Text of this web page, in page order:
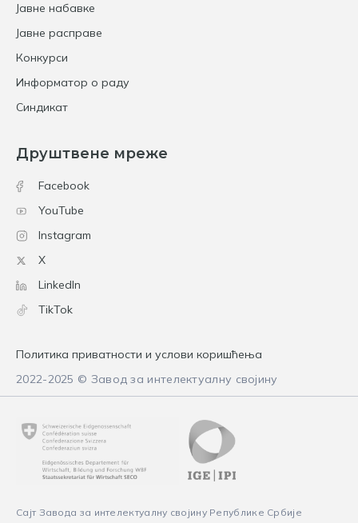
Јавне набавке
Јавне расправе
Конкурси
Информатор о раду
Синдикат
Друштвене мреже
Facebook
YouTube
Instagram
X
LinkedIn
TikTok
Политика приватности и услови коришћења
2022-2025 © Завод за интелектуалну својину
Сајт Завода за интелектуалну својину Републике Србије